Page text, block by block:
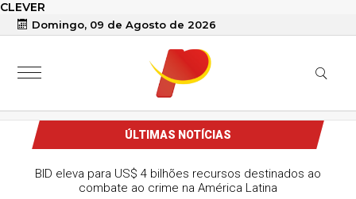
CLEVER
Domingo, 09 de Agosto de 2026
ÚLTIMAS NOTÍCIAS
BID eleva para US$ 4 bilhões recursos destinados ao
combate ao crime na América Latina